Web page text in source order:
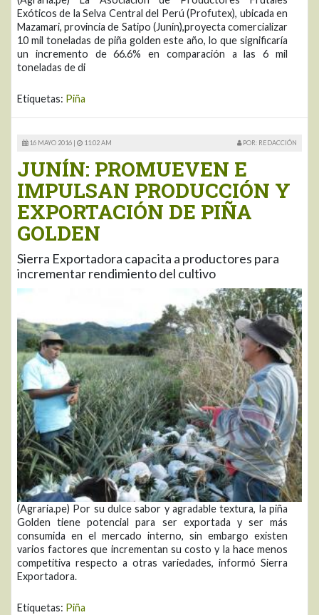
Exóticos de la Selva Central del Perú (Profutex), ubicada en
Mazamari, provincia de Satipo (Junín),proyecta comercializar
10 mil toneladas de piña golden este año, lo que significaría
un incremento de 66.6% en comparación a las 6 mil
toneladas de di
Etiquetas: Piña
16 MAYO 2016 | 11:02 AM POR: REDACCIÓN
JUNÍN: PROMUEVEN E
IMPULSAN PRODUCCIÓN Y
EXPORTACIÓN DE PIÑA
GOLDEN
Sierra Exportadora capacita a productores para
incrementar rendimiento del cultivo
(Agraria.pe) Por su dulce sabor y agradable textura, la piña
Golden tiene potencial para ser exportada y ser más
consumida en el mercado interno, sin embargo existen
varios factores que incrementan su costo y la hace menos
competitiva respecto a otras variedades, informó Sierra
Exportadora.
Etiquetas: Piña